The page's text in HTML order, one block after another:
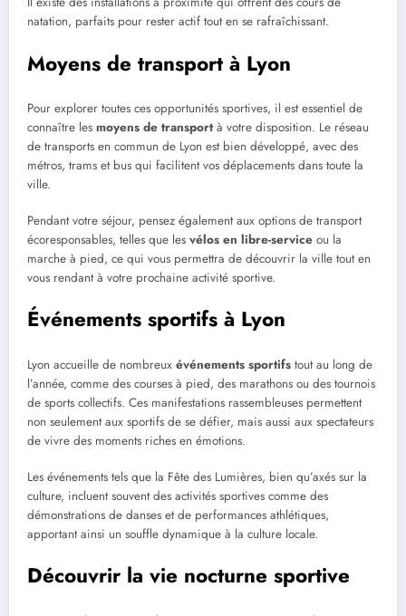
natation, parfaits pour rester actif tout en se rafraîchissant.
Moyens de transport à Lyon
Pour explorer toutes ces opportunités sportives, il est essentiel de
connaître les moyens de transportà votre disposition. Le réseau
de transports en commun de Lyon est bien développé, avec des
métros, trams et bus qui facilitent vos déplacements dans toute la
ville.
Pendant votre séjour, pensez également aux options de transport
écoresponsables, telles que les vélos en libre-service ou la
marche à pied, ce qui vous permettra de découvrir la ville tout en
vous rendant à votre prochaine activité sportive.
Événements sportifs à Lyon
Lyon accueille de nombreux événements sportifs tout au long de
l’année, comme des courses à pied, des marathons ou des tournois
de sports collectifs. Ces manifestations rassembleuses permettent
non seulement aux sportifs de se défier, mais aussi aux spectateurs
de vivre des moments riches en émotions.
Les événements tels que la Fête des Lumières, bien qu’axés sur la
culture, incluent souvent des activités sportives comme des
démonstrations de danses et de performances athlétiques,
apportant ainsi un souffle dynamique à la culture locale.
Découvrir la vie nocturne sportive